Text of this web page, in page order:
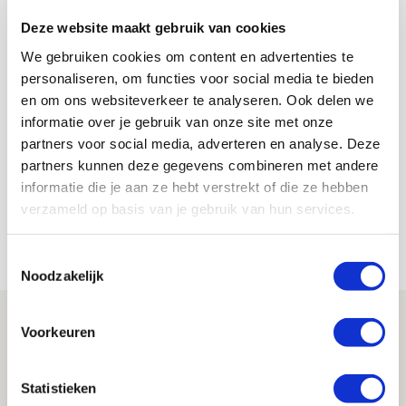
Deze website maakt gebruik van cookies
We gebruiken cookies om content en advertenties te
personaliseren, om functies voor social media te bieden
en om ons websiteverkeer te analyseren. Ook delen we
informatie over je gebruik van onze site met onze
partners voor social media, adverteren en analyse. Deze
partners kunnen deze gegevens combineren met andere
informatie die je aan ze hebt verstrekt of die ze hebben
verzameld op basis van je gebruik van hun services.
Noodzakelijk
Voorkeuren
Statistieken
Ajax in pot 1 bij loting
groepsfase Champions League
De Redactie
Bekijk alle berichten van De Redactie
Ajax dankt invallers bij
zwaarbevochten zege op tiental PEC
NIEUWS